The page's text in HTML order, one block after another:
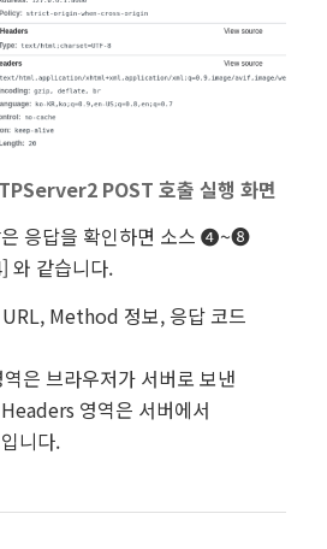
POST 호출 실행 화면
은 응답을 확인하면 소스 ❹~❽
와 같습니다.
Method 정보, 응답 코드
은 브라우저가 서버로 보낸
영역은 서버에서
니다.